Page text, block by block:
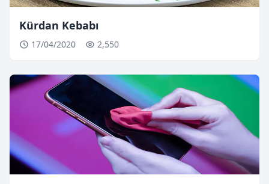
Kürdan Kebabı
17/04/2020 2,550